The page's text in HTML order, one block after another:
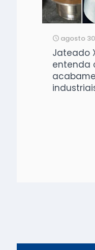
agosto
Jateado
entenda